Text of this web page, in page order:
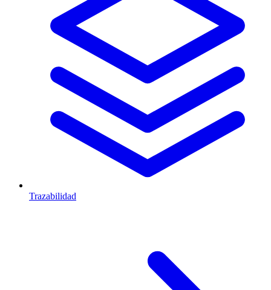
Trazabilidad